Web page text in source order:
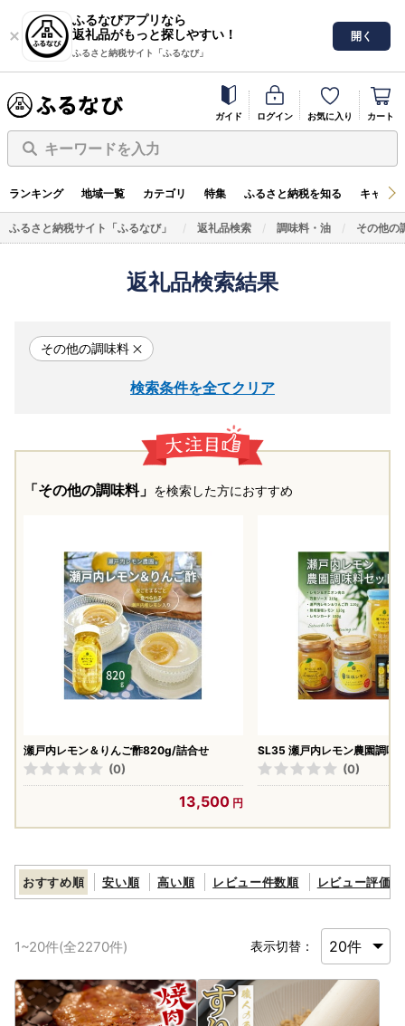
ふるなびアプリなら
返礼品がもっと探しやすい！
ふるさと納税サイト「ふるなび」
開く
ガイド ログイン お気に入り カート
キーワードを入力
ランキング 地域一覧 カテゴリ 特集 ふるさと納税を知る キャン
ふるさと納税サイト「ふるなび」 返礼品検索 調味料・油 その他の
返礼品検索結果
その他の調味料
検索条件を全てクリア
「その他の調味料」 を検索した方におすすめ
瀬戸内レモン＆りんご酢820g/詰合せ
(0)
13,500
SL35 瀬戸内レモン農園調味
せ ソース
(0)
おすすめ順 安い順 高い順 レビュー件数順 レビュー評価順
1~20件(全2270件) 表示切替：